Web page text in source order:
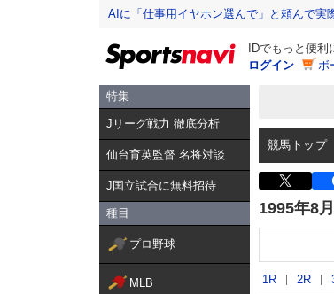
AIに「仕事用イヤホン選んで」と頼んで実
IDでもっと便利
ログイン
ボ
特集
Jリーグ戦力 徹底分析
仙台育英監督 名将対談
J国立試合に無料招待
種目
プロ野球
MLB
競馬トップ
1995年8
1R 2R